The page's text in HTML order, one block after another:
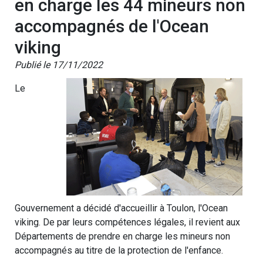
en charge les 44 mineurs non
accompagnés de l'Ocean
viking
Publié le 17/11/2022
Le
Gouvernement a décidé d'accueillir à Toulon, l'Ocean
viking. De par leurs compétences légales, il revient aux
Départements de prendre en charge les mineurs non
accompagnés au titre de la protection de l'enfance.